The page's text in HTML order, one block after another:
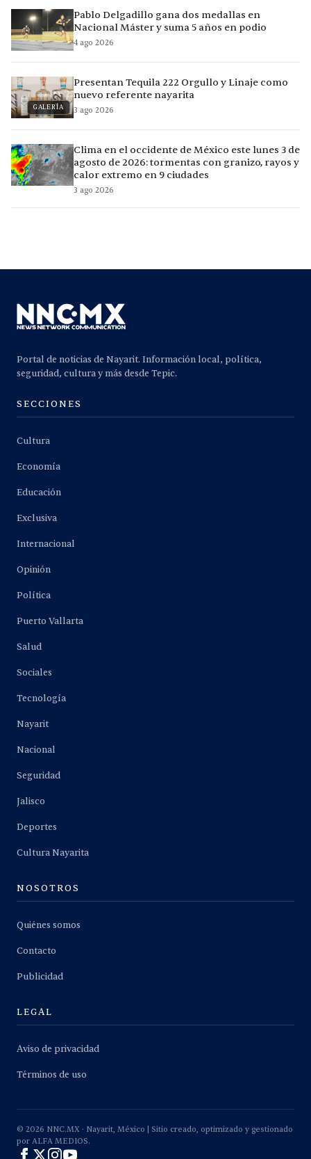
Pablo Delgadillo gana dos medallas en
Nacional Máster y suma 5 años en podio
4 ago 2026
GALERÍA
Presentan Tequila 222 Orgullo y Linaje como
nuevo referente nayarita
3 ago 2026
Clima en el occidente de México este lunes 3 de
agosto de 2026: tormentas con granizo, rayos y
calor extremo en 9 ciudades
3 ago 2026
Portal de noticias de Nayarit. Información local, política,
seguridad, cultura y más desde Tepic.
SECCIONES
Cultura
Economía
Educación
Exclusiva
Internacional
Opinión
Política
Puerto Vallarta
Salud
Sociales
Tecnología
Nayarit
Nacional
Seguridad
Jalisco
Deportes
Cultura Nayarita
NOSOTROS
Quiénes somos
Contacto
Publicidad
LEGAL
Aviso de privacidad
Términos de uso
© 2026 NNC.MX · Nayarit, México | Sitio creado, optimizado y gestionado
por ALFA MEDIOS.